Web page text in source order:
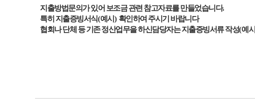
지출방법문의가 있어 보조금 관련 참고자료를 만들었습니다.
특히 지출증빙서식(예시 ) 확인하여 주시기 바랍니다
협회나 단체 등 기존 정산업무을 하신담당자는 지출증빙서류 작성(예시